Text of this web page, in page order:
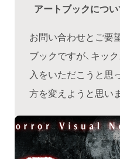
アートブックにつ
お問い合わせとご要
ブックですが、キッ
入をいただこうと思
方を変えようと思い